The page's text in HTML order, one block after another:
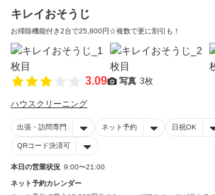
キレイおそうじ
お掃除機能付き2台で25,800円☆複数で更に割引も！
3.09 写真 3枚
ハウスクリーニング
出張・訪問専門 ネット予約 日祝OK
QRコード決済可
本日の営業状況 9:00〜21:00
ネット予約カレンダー